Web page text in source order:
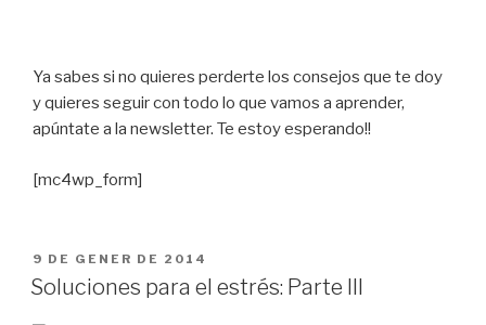
Ya sabes si no quieres perderte los consejos que te doy
y quieres seguir con todo lo que vamos a aprender,
apúntate a la newsletter. Te estoy esperando!!
[mc4wp_form]
PUBLICAT
A
9 DE GENER DE 2014
Soluciones para el estrés: Parte III